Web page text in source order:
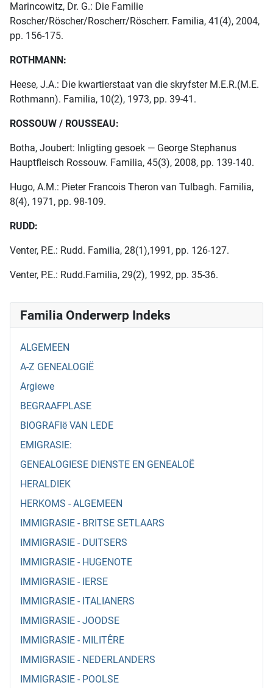
Familia Onderwerp Indeks
ALGEMEEN
A-Z GENEALOGIË
Argiewe
BEGRAAFPLASE
BIOGRAFIë VAN LEDE
EMIGRASIE:
GENEALOGIESE DIENSTE EN GENEALOË
HERALDIEK
HERKOMS - ALGEMEEN
IMMIGRASIE - BRITSE SETLAARS
IMMIGRASIE - DUITSERS
IMMIGRASIE - HUGENOTE
IMMIGRASIE - IERSE
IMMIGRASIE - ITALIANERS
IMMIGRASIE - JOODSE
IMMIGRASIE - MILITÊRE
IMMIGRASIE - NEDERLANDERS
IMMIGRASIE - POOLSE
Marincowitz, Dr. G.: Die Familie
Roscher/Röscher/Roscherr/Röscherr. Familia, 41(4), 2004,
pp. 156-175.
ROTHMANN:
Heese, J.A.: Die kwartierstaat van die skryfster M.E.R.(M.E.
Rothmann). Familia, 10(2), 1973, pp. 39-41.
ROSSOUW / ROUSSEAU:
Botha, Joubert: Inligting gesoek — George Stephanus
Hauptfleisch Rossouw. Familia, 45(3), 2008, pp. 139-140.
Hugo, A.M.: Pieter Francois Theron van Tulbagh. Familia,
8(4), 1971, pp. 98-109.
RUDD:
Venter, P.E.: Rudd. Familia, 28(1),1991, pp. 126-127.
Venter, P.E.: Rudd.Familia, 29(2), 1992, pp. 35-36.